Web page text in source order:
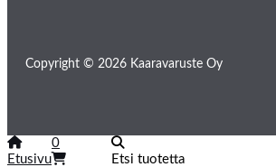
Copyright © 2026 Kaaravaruste Oy
Etusivu
0
Etsi tuotetta